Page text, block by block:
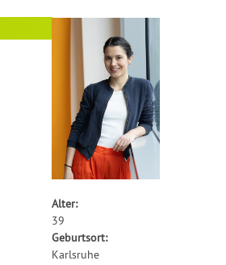
Alter:
39
Geburtsort:
Karlsruhe